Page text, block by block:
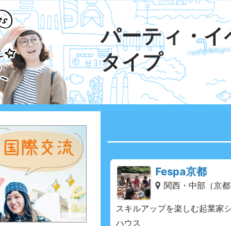
パーティ・イ
タイプ
Fespa京都
関西・中部（京都
スキルアップを楽しむ起業家
ハウス